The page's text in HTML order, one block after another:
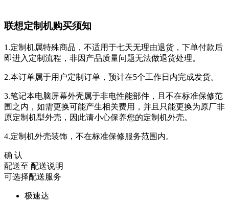
联想定制机购买须知
1.定制机属特殊商品，不适用于七天无理由退货，下单付款后
即进入定制流程，非因产品质量问题无法做退货处理。
2.本订单属于用户定制订单，预计在5个工作日内完成发货。
3.笔记本电脑屏幕外壳属于非电性能部件，且不在标准保修范
围之内，如需更换可能产生相关费用，并且只能更换为原厂非
原定制机型外壳，因此请小心保养您的定制机外壳。
4.定制机外壳装饰，不在标准保修服务范围内。
确 认
配送至 配送说明
可选择配送服务
极速达